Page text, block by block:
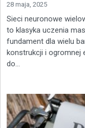
28 maja, 2025
Sieci neuronowe
to klasyka uczenia
fundament dla wielu
konstrukcji i ogromnej
do...